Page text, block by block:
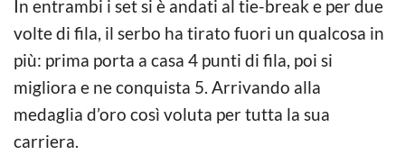
In entrambi i set si è andati al tie-break e per due
volte di fila, il serbo ha tirato fuori un qualcosa in
più: prima porta a casa 4 punti di fila, poi si
migliora e ne conquista 5. Arrivando alla
medaglia d’oro così voluta per tutta la sua
carriera.